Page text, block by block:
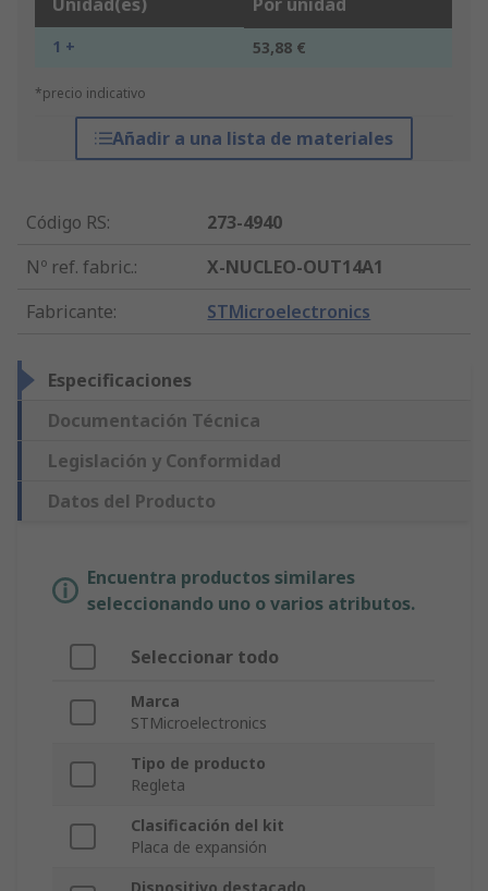
Unidad(es) Por unidad
1 + 53,88 €
*precio indicativo
Añadir a una lista de materiales
Código RS:
273-4940
Nº ref. fabric.:
X-NUCLEO-OUT14A1
Fabricante: STMicroelectronics
Especificaciones
Documentación Técnica
Legislación y Conformidad
Datos del Producto
Encuentra productos similares
seleccionando uno o varios atributos.
Seleccionar todo
Marca
STMicroelectronics
Tipo de producto
Regleta
Clasificación del kit
Placa de expansión